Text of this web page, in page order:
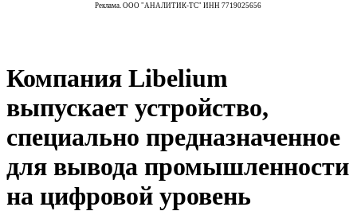
Реклама. ООО "АНАЛИТИК-ТС" ИНН 7719025656
Компания Libelium
выпускает устройство,
специально предназначенное
для вывода промышленности
на цифровой уровень